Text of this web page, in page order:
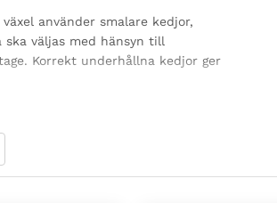
använder smalare kedjor,
ska väljas med hänsyn till
Korrekt underhållna kedjor ger